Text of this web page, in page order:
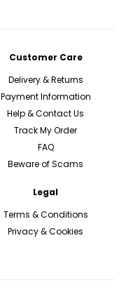
Customer Care
Delivery & Returns
Payment Information
Help & Contact Us
Track My Order
FAQ
Beware of Scams
Legal
Terms & Conditions
Privacy & Cookies